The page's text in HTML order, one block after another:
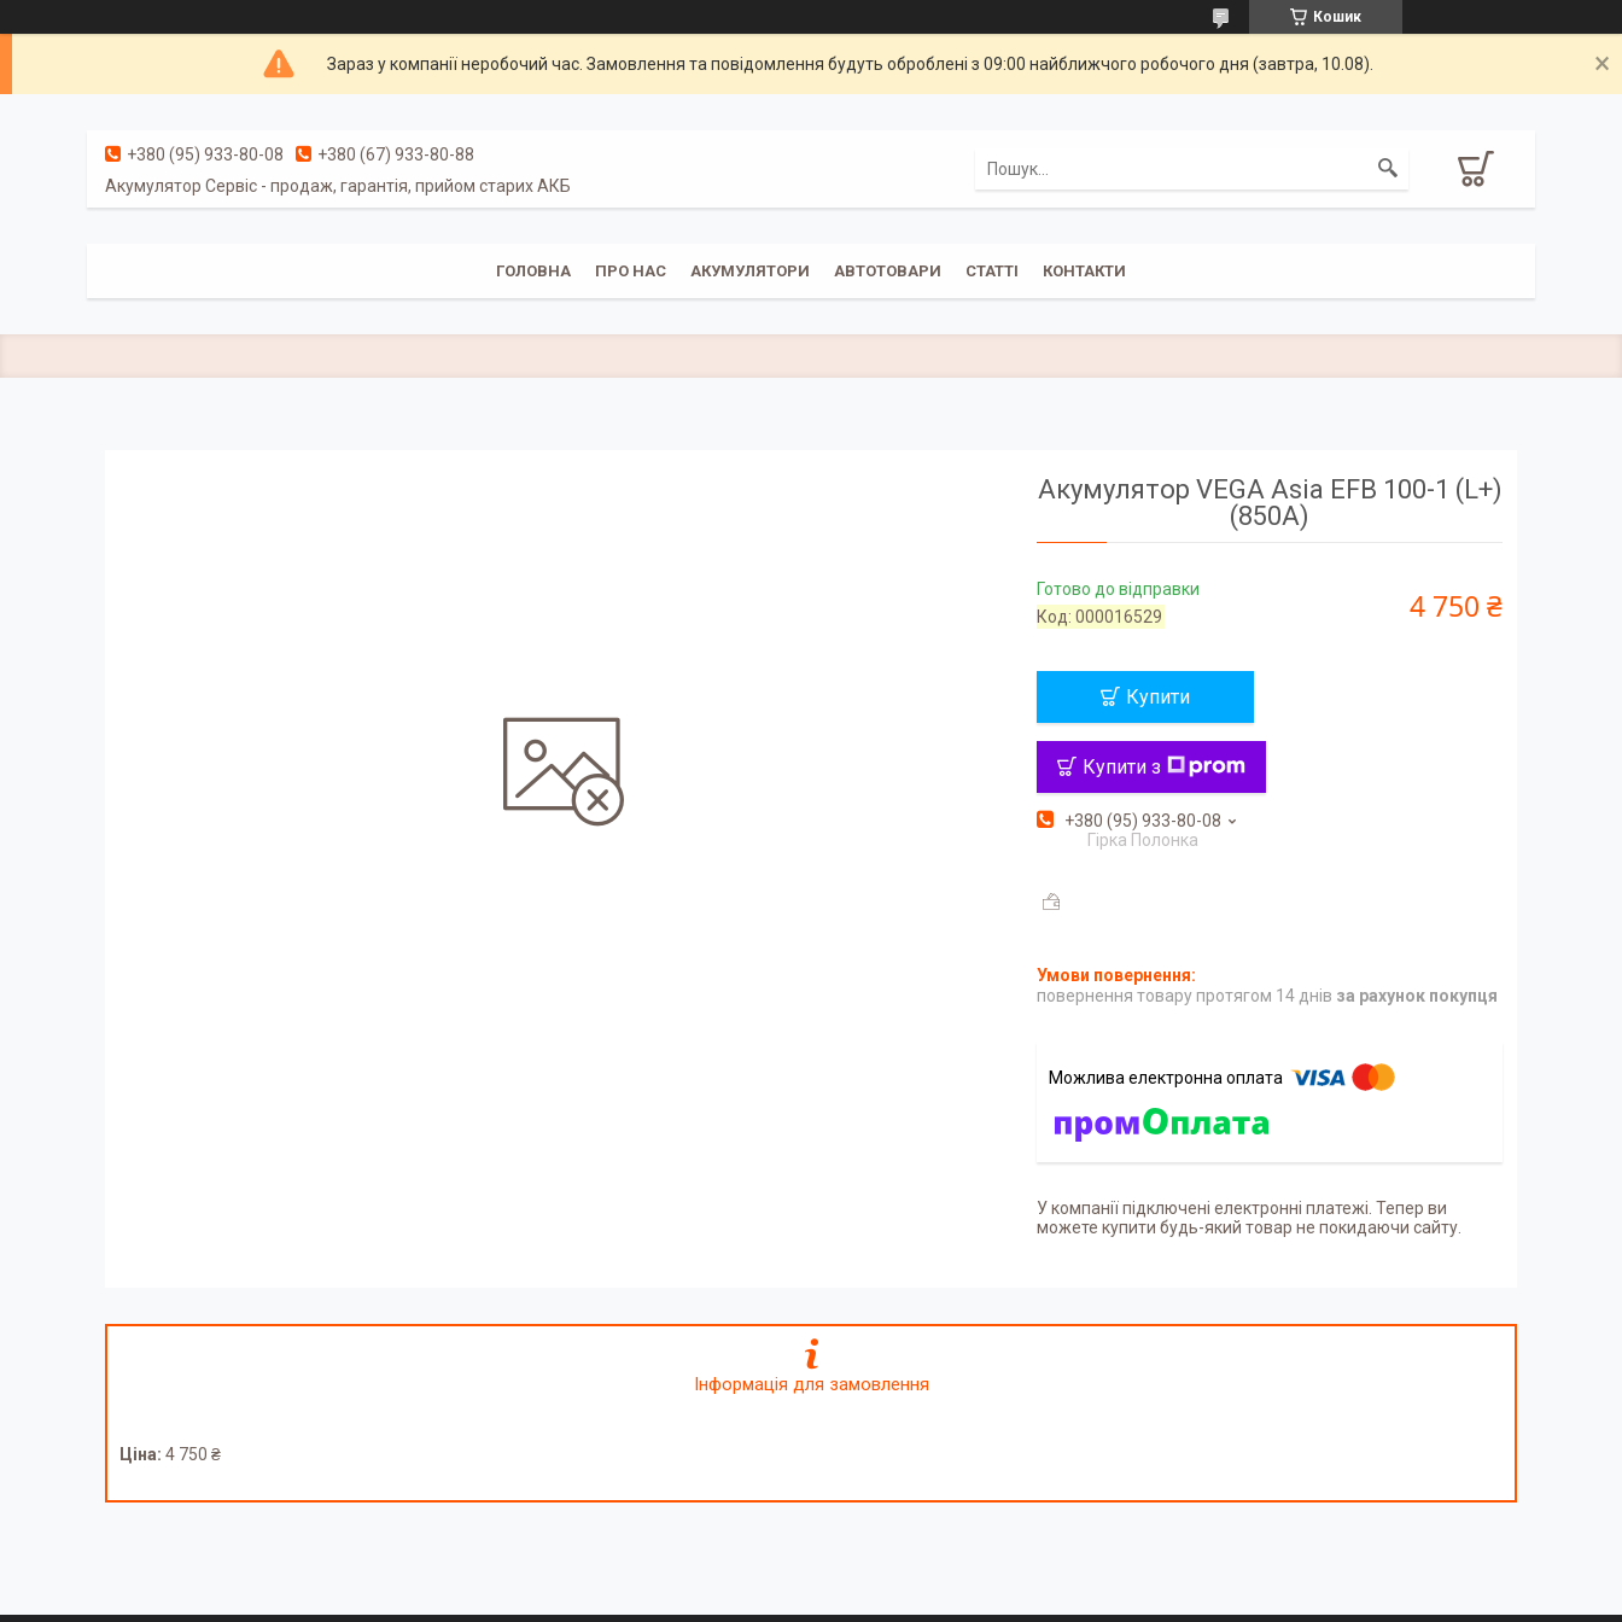
Кошик
Зараз у компанії неробочий час. Замовлення та повідомлення будуть оброблені з 09:00 найближчого робочого дня (завтра, 10.08).
+380 (95) 933-80-08
+380 (67) 933-80-88
Акумулятор Сервіс - продаж, гарантія, прийом старих АКБ
ГОЛОВНА ПРО НАС АКУМУЛЯТОРИ АВТОТОВАРИ СТАТТІ КОНТАКТИ
Акумулятор VEGA Asia EFB 100-1 (L+)
(850А)
Готово до відправки
Код:000016529 4 750 ₴
Купити
Купити з
+380 (95) 933-80-08
Гірка Полонка
повернення товару протягом 14 днів за рахунок покупця
У компанії підключені електронні платежі. Тепер ви
можете купити будь-який товар не покидаючи сайту.
Інформація для замовлення
Ціна: 4 750 ₴